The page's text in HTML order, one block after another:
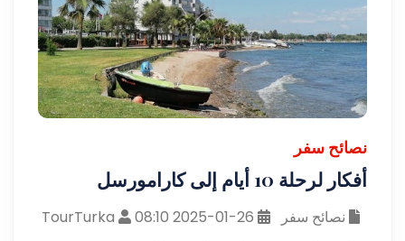
نصائح سفر
أفكار لرحلة 10 أيام إلى كارامورسل
نصائح سفر